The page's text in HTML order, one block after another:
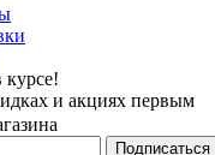
курсе!
и акциях первым